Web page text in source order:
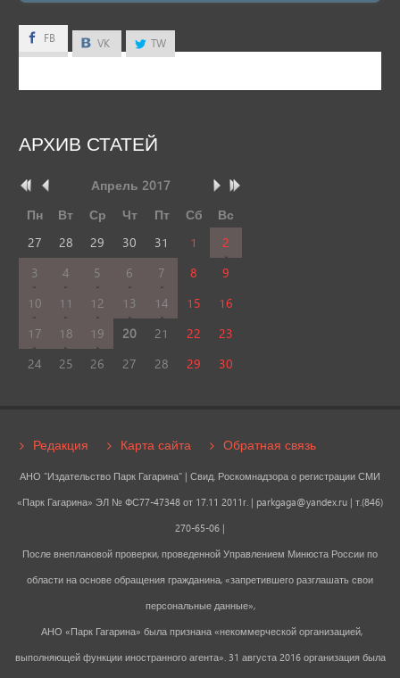
FB
FB VK TW
АРХИВ СТАТЕЙ
Апрель 2017
Пн
Вт Ср Чт Пт Сб
Вс
27
28 29 30 31 1
2
3
4 5 6 7 8
9
10
11 12 13 14 15
16
17
18 19 20 21 22
23
24
25 26 27 28 29 30
Редакция Карта сайта Обратная связь
АНО "Издательство Парк Гагарина" | Свид. Роскомнадзора о регистрации СМИ
«Парк Гагарина» ЭЛ № ФС77-47348 от 17.11 2011г. | parkgaga@yandex.ru | т.(846)
270-65-06 |
После внеплановой проверки, проведенной Управлением Минюста России по
области на основе обращения гражданина, «запретившего разглашать свои
персональные данные»,
АНО «Парк Гагарина» была признана «некоммерческой организацией,
выполняющей функции иностранного агента». 31 августа 2016 организация была